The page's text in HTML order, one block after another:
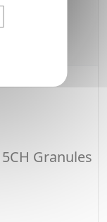
Granules